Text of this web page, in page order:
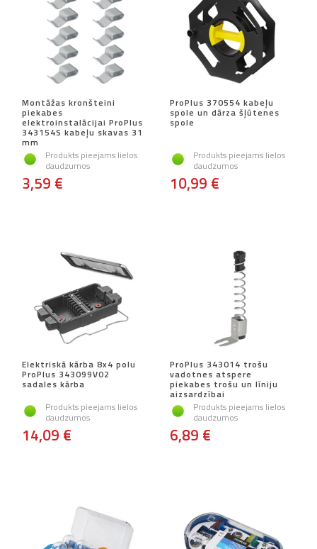
Montāžas kronšteini
piekabes
elektroinstalācijai ProPlus
343154S kabeļu skavas 31
mm
Produkts pieejams lielos
daudzumos
3,59 €
ProPlus 370554 kabeļu
spole un dārza šļūtenes
spole
Produkts pieejams lielos
daudzumos
10,99 €
Elektriskā kārba 8x4 polu
ProPlus 343099V02
sadales kārba
Produkts pieejams lielos
daudzumos
14,09 €
ProPlus 343014 trošu
vadotnes atspere
piekabes trošu un līniju
aizsardzībai
Produkts pieejams lielos
daudzumos
6,89 €